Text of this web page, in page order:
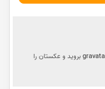
بروید و عکستان را